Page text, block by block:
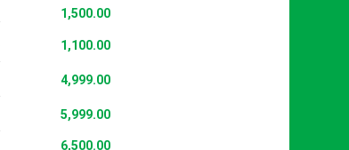
1,500.00
1,100.00
4,999.00
5,999.00
6,500.00